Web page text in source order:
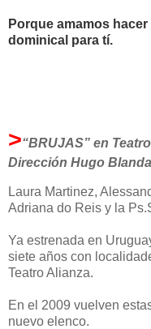
Porque amamos
dominical para tí.
>“BRUJAS” en
Dirección Hugo
Laura Martinez,
Adriana do Reis y la
Ya estrenada en
siete años con
Teatro Alianza.
En el 2009 vuelven
nuevo elenco.